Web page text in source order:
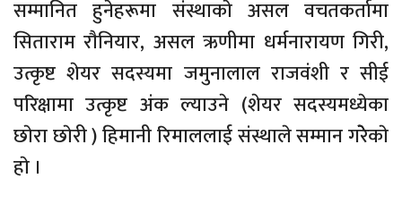
सम्मानित हुनेहरूमा संस्थाकाे असल वचतकर्तामा
सिताराम राैनियार, असल ऋणीमा धर्मनारायण गिरी,
उत्कृष्ट शेयर सदस्यमा जमुनालाल राजवंशी र सीई
परिक्षामा उत्कृष्ट अंक ल्याउने (शेयर सदस्यमध्येका
छाेरा छाेरी ) हिमानी रिमाललाई संस्थाले सम्मान गरेेेकाे
हाे ।